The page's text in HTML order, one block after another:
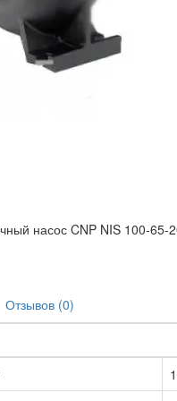
Отзывов (0)
1